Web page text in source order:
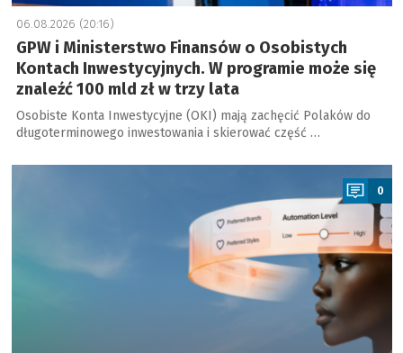
06.08.2026 (20:16)
GPW i Ministerstwo Finansów o Osobistych
Kontach Inwestycyjnych. W programie może się
znaleźć 100 mld zł w trzy lata
Osobiste Konta Inwestycyjne (OKI) mają zachęcić Polaków do
długoterminowego inwestowania i skierować część …
a
0